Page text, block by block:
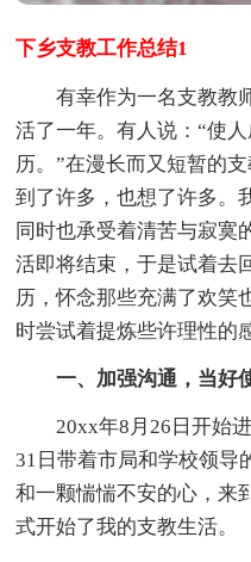
下乡支教工作总结1
有幸作为一名支教教师
活了一年。有人说：“使
历。”在漫长而又短暂的
到了许多，也想了许多。
同时也承受着清苦与寂寞
活即将结束，于是试着去
历，怀念那些充满了欢笑
时尝试着提炼些许理性的
一、加强沟通，当好
20xx年8月26日开始进
31日带着市局和学校领导
和一颗惴惴不安的心，来
式开始了我的支教生活。